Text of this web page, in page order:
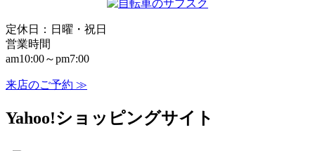
定休日：日曜・祝日
営業時間
am10:00～pm7:00
来店のご予約 ≫
Yahoo!ショッピングサイト